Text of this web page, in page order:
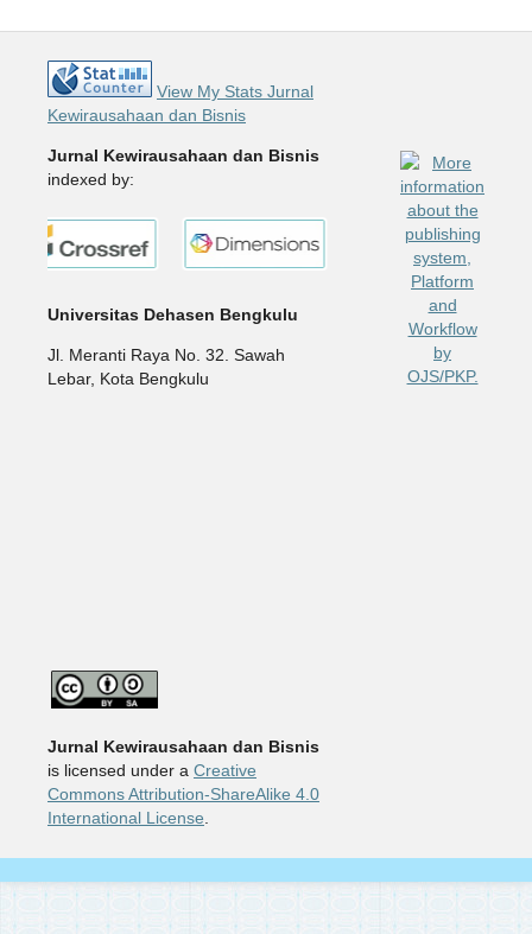
View My Stats Jurnal
Kewirausahaan dan Bisnis
Jurnal Kewirausahaan dan Bisnis
indexed by:
Universitas Dehasen Bengkulu
Jl. Meranti Raya No. 32. Sawah
Lebar, Kota Bengkulu
Jurnal Kewirausahaan dan Bisnis
is licensed under a Creative
Commons Attribution-ShareAlike 4.0
International License